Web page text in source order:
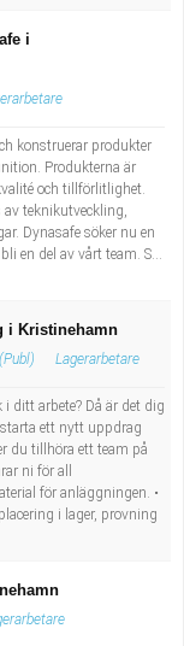
i
konstruerar produkter
Produkterna är
och tillförlitlighet.
teknikutveckling,
Dynasafe söker nu en
en del av vårt team. S...
i Kristinehamn
Lagerarbetare
ditt arbete? Då är det dig
ett nytt uppdrag
du tillhöra ett team på
ni för all
för anläggningen. •
i lager, provning